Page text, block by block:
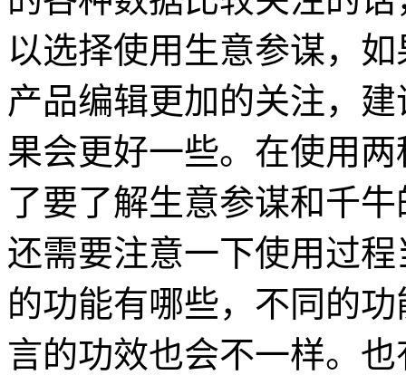
以选择使用生意参谋，
产品编辑更加的关注，
果会更好一些。在使用
了要了解生意参谋和千
还需要注意一下使用过
的功能有哪些，不同的
言的功效也会不一样。